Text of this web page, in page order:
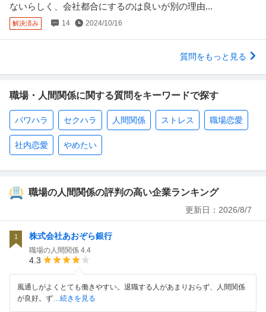
ないらしく、会社都合にするのは良いが別の理由...
解決済み 14 2024/10/16
質問をもっと見る
職場・人間関係に関する質問をキーワードで探す
パワハラ セクハラ 人間関係 ストレス 職場恋愛
社内恋愛 やめたい
職場の人間関係の評判の高い企業ランキング
更新日： 2026/8/7
1 株式会社あおぞら銀行
職場の人間関係 4.4
4.3
風通しがよくとても働きやすい。退職する人があまりおらず、人間関係
が良好。ず…続きを見る